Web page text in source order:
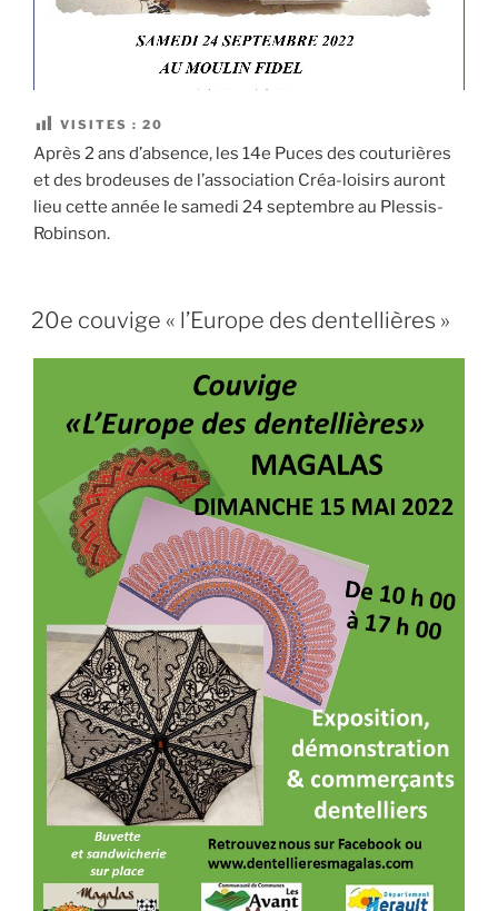
VISITES : 20
Après 2 ans d’absence, les 14e Puces des couturières
et des brodeuses de l’association Créa-loisirs auront
lieu cette année le samedi 24 septembre au Plessis-
Robinson.
20e couvige « l’Europe des dentellières »